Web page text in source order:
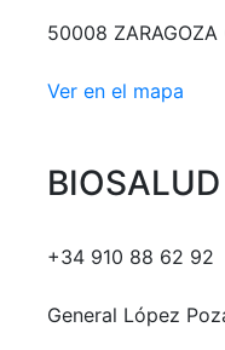
50008 ZARAGOZA
Ver en el mapa
+34 910 88 62 92
General López